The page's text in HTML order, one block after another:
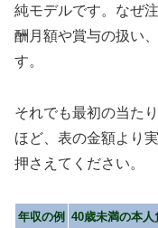
純モデルです。なぜ
酬月額や賞与の扱い
す。
それでも最初の当た
ほど、表の金額より
押さえてください。
年収の例 40歳未満の本人